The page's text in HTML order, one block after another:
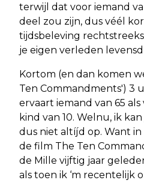
terwijl dat voor iemand
deel zou zijn, dus véél
tijdsbeleving
je eigen verleden
Kortom (en dan komen
Ten Commandments') 3
ervaart iemand van 65
kind van 10. Welnu, ik
dus niet altíjd op. Want
de film The Ten
de Mille vijftig jaar
als toen ik ‘m recentelijk